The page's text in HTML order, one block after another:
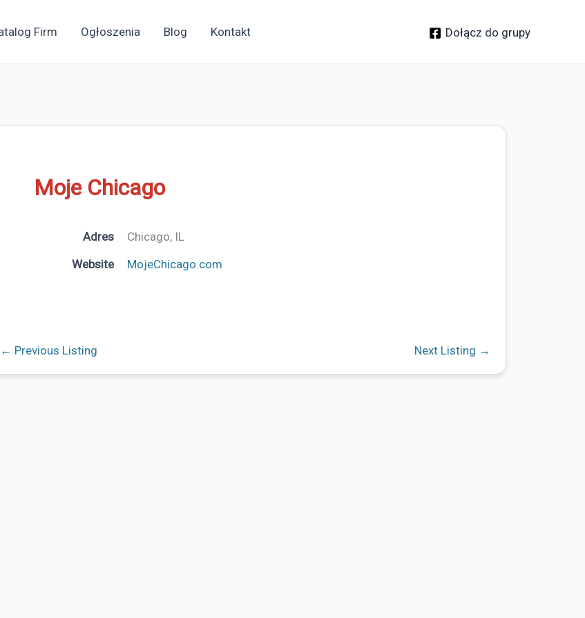
Firm Ogłoszenia Blog Kontakt Dołącz do grupy
Moje Chicago
Adres
Chicago, IL
Website
MojeChicago.com
← Previous Listing Next Listing →